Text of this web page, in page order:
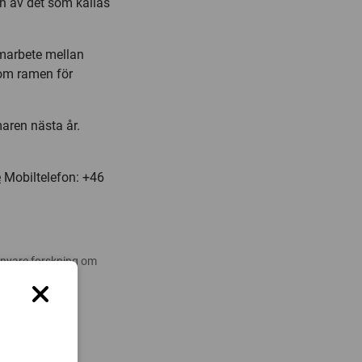
mellan
ramen för
nästa år.
Mobiltelefon: +46
forskning om